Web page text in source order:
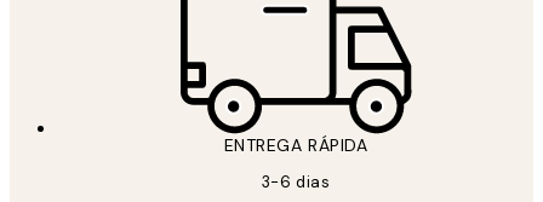
ENTREGA RÁPIDA
3-6 dias